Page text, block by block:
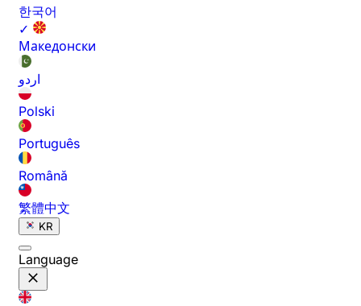
한국어
✓
Македонски
اردو
Polski
Português
Română
繁體中文
KR
Language